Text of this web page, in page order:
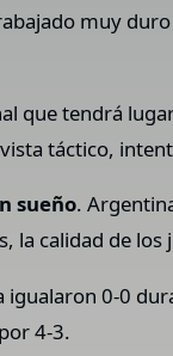
muy
que tendrá
táctico,
sueño.
la calidad de
igualaron 0-0
4-3.